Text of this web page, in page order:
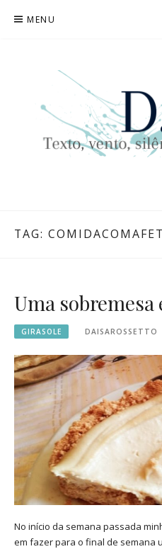
para MENU
TAG:
Uma sobremesa
GIRASOLE DAISAROSSETTO
No início da semana passada
em fazer para o final de semana